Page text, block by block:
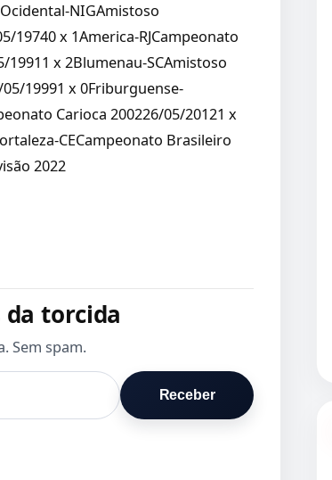
NIGAmistoso
19740 x 1America-RJCampeonato
x 2Blumenau-SCAmistoso
19991 x 0Friburguense-
Carioca 200226/05/20121 x
CECampeonato Brasileiro
2022
da torcida
Sem spam.
Receber